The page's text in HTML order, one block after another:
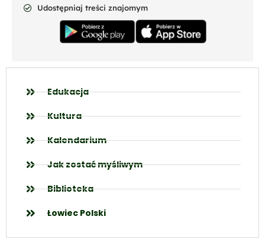
Udostępniaj treści znajomym
Edukacja
Kultura
Kalendarium
Jak zostać myśliwym
Biblioteka
Łowiec Polski